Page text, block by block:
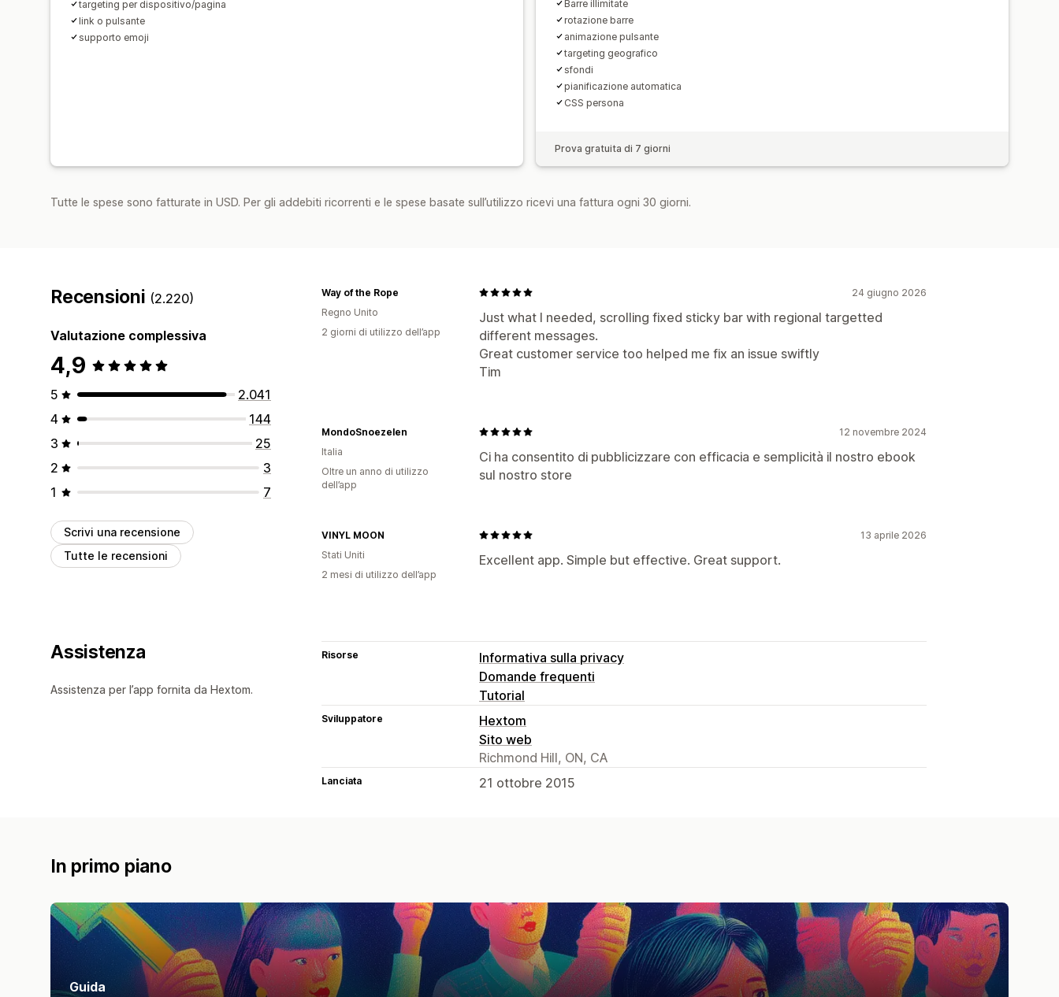
targeting per dispositivo/pagina
link o pulsante
supporto emoji
Barre illimitate
rotazione barre
animazione pulsante
targeting geografico
sfondi
pianificazione automatica
CSS persona
Prova gratuita di 7 giorni
Tutte le spese sono fatturate in USD. Per gli addebiti ricorrenti e le spese basate sull’utilizzo ricevi una fattura ogni 30 giorni.
Recensioni (2.220)
Valutazione complessiva
4,9
5
2.041
4
144
3
25
2
3
1
7
Scrivi una recensione
Tutte le recensioni
24 giugno 2026
Just what I needed, scrolling fixed sticky bar with regional targetted
different messages.
Great customer service too helped me fix an issue swiftly
Tim
Way of the Rope
Regno Unito
2 giorni di utilizzo dell’app
12 novembre 2024
Ci ha consentito di pubblicizzare con efficacia e semplicità il nostro ebook
sul nostro store
MondoSnoezelen
Italia
Oltre un anno di utilizzo
dell’app
13 aprile 2026
Excellent app. Simple but effective. Great support.
VINYL MOON
Stati Uniti
2 mesi di utilizzo dell’app
Assistenza
Assistenza per l’app fornita da Hextom.
Risorse
Informativa sulla privacy
Domande frequenti
Tutorial
Sviluppatore
Hextom
Sito web
Richmond Hill, ON, CA
Lanciata 21 ottobre 2015
In primo piano
Guida